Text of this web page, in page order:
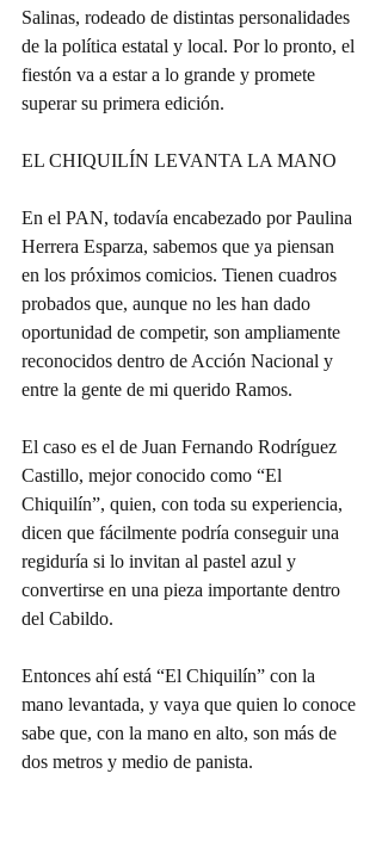
Salinas, rodeado de distintas personalidades
de la política estatal y local. Por lo pronto, el
fiestón va a estar a lo grande y promete
superar su primera edición.
EL CHIQUILÍN LEVANTA LA MANO
En el PAN, todavía encabezado por Paulina
Herrera Esparza, sabemos que ya piensan
en los próximos comicios. Tienen cuadros
probados que, aunque no les han dado
oportunidad de competir, son ampliamente
reconocidos dentro de Acción Nacional y
entre la gente de mi querido Ramos.
El caso es el de Juan Fernando Rodríguez
Castillo, mejor conocido como “El
Chiquilín”, quien, con toda su experiencia,
dicen que fácilmente podría conseguir una
regiduría si lo invitan al pastel azul y
convertirse en una pieza importante dentro
del Cabildo.
Entonces ahí está “El Chiquilín” con la
mano levantada, y vaya que quien lo conoce
sabe que, con la mano en alto, son más de
dos metros y medio de panista.